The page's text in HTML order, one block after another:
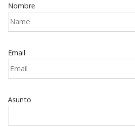
Nombre
Email
Asunto